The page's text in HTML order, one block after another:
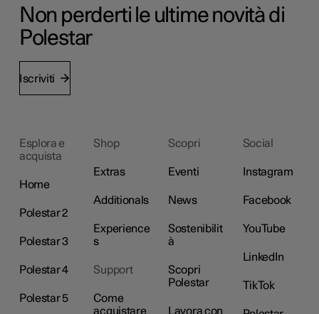
Non perderti le ultime novità di
Polestar
Iscriviti
Esplora e
acquista
Home
Polestar 2
Polestar 3
Polestar 4
Polestar 5
Shop
Extras
Additionals
Experience
s
Support
Come
acquistare
Scopri
Eventi
News
Sostenibilit
à
Scopri
Polestar
Lavora con
Social
Instagram
Facebook
YouTube
LinkedIn
TikTok